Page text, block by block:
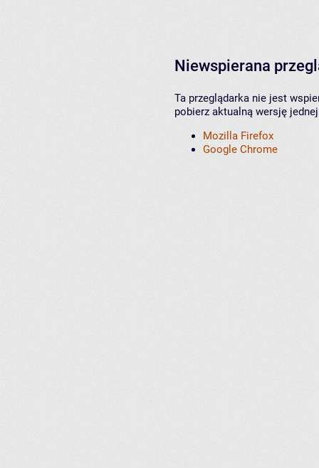
Niewspierana
Ta przeglądarka nie jest
pobierz aktualną wersję
Mozilla Firefox
Google Chrome